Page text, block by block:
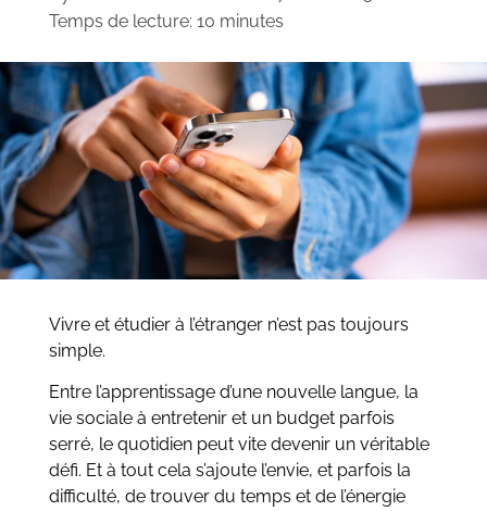
Temps de lecture: 10 minutes
Vivre et étudier à l’étranger n’est pas toujours
simple.
Entre l’apprentissage d’une nouvelle langue, la
vie sociale à entretenir et un budget parfois
serré, le quotidien peut vite devenir un véritable
défi. Et à tout cela s’ajoute l’envie, et parfois la
difficulté, de trouver du temps et de l’énergie